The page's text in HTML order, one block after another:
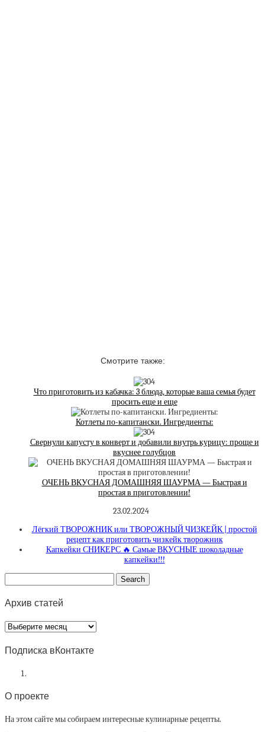
Смотрите также:
Что приготовить из кабачка: 3 блюда, которые ваша семья будет
просить еще и еще
Котлеты по-капитански. Ингредиенты:
Свернули капусту в конверт и добавили внутрь курицу: проще и
вкуснее голубцов
ОЧЕНЬ ВКУСНАЯ ДОМАШНЯЯ ШАУРМА — Быстрая и
простая в приготовлении!
23.02.2024
Лёгкий ТВОРОЖНИК или ТВОРОЖНЫЙ ЧИЗКЕЙК | простой
рецепт как приготовить чизкейк творожник
Капкейки СНИКЕРС 🔥 Самые ВКУСНЫЕ шоколадные
капкейки!!!
Архив статей
Архив
статей
Подписка вКонтакте
О проекте
На этом сайте мы собираем интересные кулинарные рецепты.